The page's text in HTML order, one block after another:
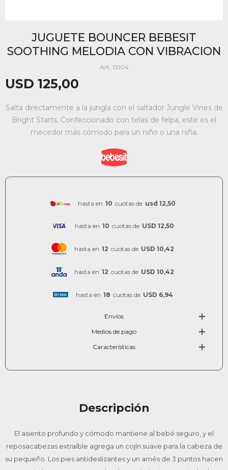
JUGUETE BOUNCER BEBESIT
SOOTHING MELODIA CON VIBRACION
13104
USD 125,00
Salta directamente a la jungla con el saltador Jungle Vines de
Bright Starts. Confeccionado con telas de felpa, este es el
mecedor más cómodo para un niño o una niña.
hasta en 10 cuotas de usd 12,50
hasta en 10 cuotas de USD 12,50
hasta en 12 cuotas de USD 10,42
hasta en 12 cuotas de USD 10,42
hasta en 18 cuotas de USD 6,94
Envíos
Medios de pago
Características
Descripción
El asiento profundo y cómodo mantiene al bebé seguro, y el
reposacabezas extraíble agrega un cojín suave para la cabeza de
su pequeño. Los pies antideslizantes y un arnés de 3 puntos hacen